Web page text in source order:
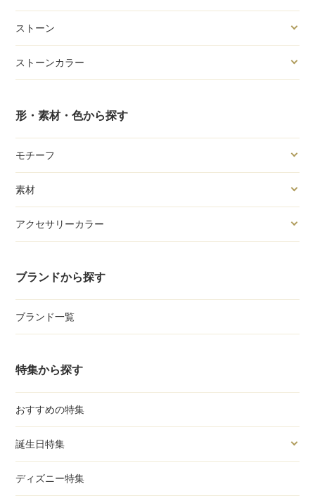
ストーン
ストーンカラー
形・素材・色から探す
モチーフ
素材
アクセサリーカラー
ブランドから探す
ブランド一覧
特集から探す
おすすめの特集
誕生日特集
ディズニー特集